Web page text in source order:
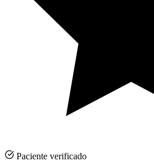
Paciente verificado